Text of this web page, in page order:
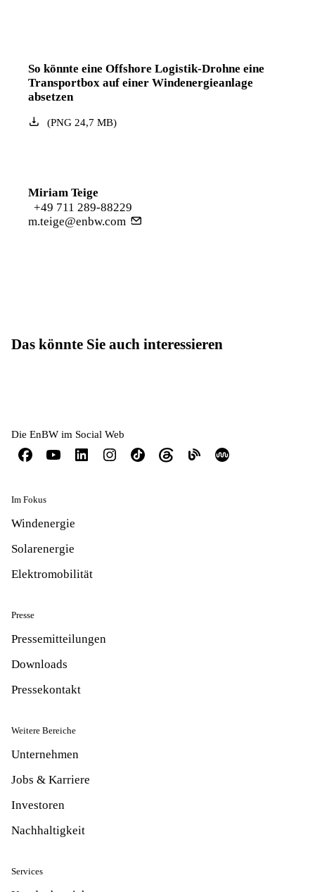
So könnte eine Offshore Logistik-Drohne eine
Transportbox auf einer Windenergieanlage
absetzen
(PNG24,7 MB)
Miriam Teige
+49 711 289-88229
m.teige@enbw.com
Das könnte Sie auch interessieren
Die EnBW im Social Web
Im Fokus
Windenergie
Solarenergie
Elektromobilität
Presse
Pressemitteilungen
Downloads
Pressekontakt
Weitere Bereiche
Unternehmen
Jobs & Karriere
Investoren
Nachhaltigkeit
Services